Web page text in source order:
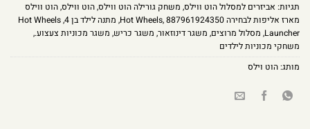
תגיות: אביזרים למסלול הוט ווילס, משחק גורילה הוט ווילס,הוט ווילס,הוט ווילס
מארז אליפות לבחירה Hot Wheels
,887961924350
, מתנה לילד בן 4 ,
Hot Wheels
Launcher
, מסלול מרוצים, משגר דינוזאור, משגר כריש, משגר מכוניות צעצוע.,
משחקי מכוניות לילדים
מותג:הוט וילס